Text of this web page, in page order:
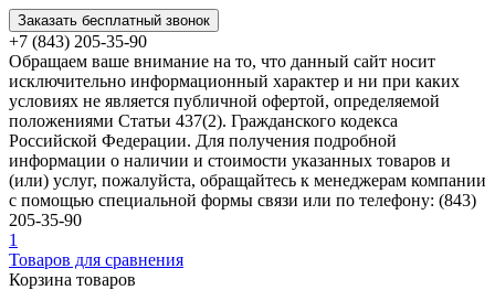
Заказать бесплатный звонок
+7 (843) 205-35-90
Обращаем ваше внимание на то, что данный сайт носит
исключительно информационный характер и ни при каких
условиях не является публичной офертой, определяемой
положениями Статьи 437(2). Гражданского кодекса
Российской Федерации. Для получения подробной
информации о наличии и стоимости указанных товаров и
(или) услуг, пожалуйста, обращайтесь к менеджерам компании
с помощью специальной формы связи или по телефону: (843)
205-35-90
1
Товаров для сравнения
Корзина товаров